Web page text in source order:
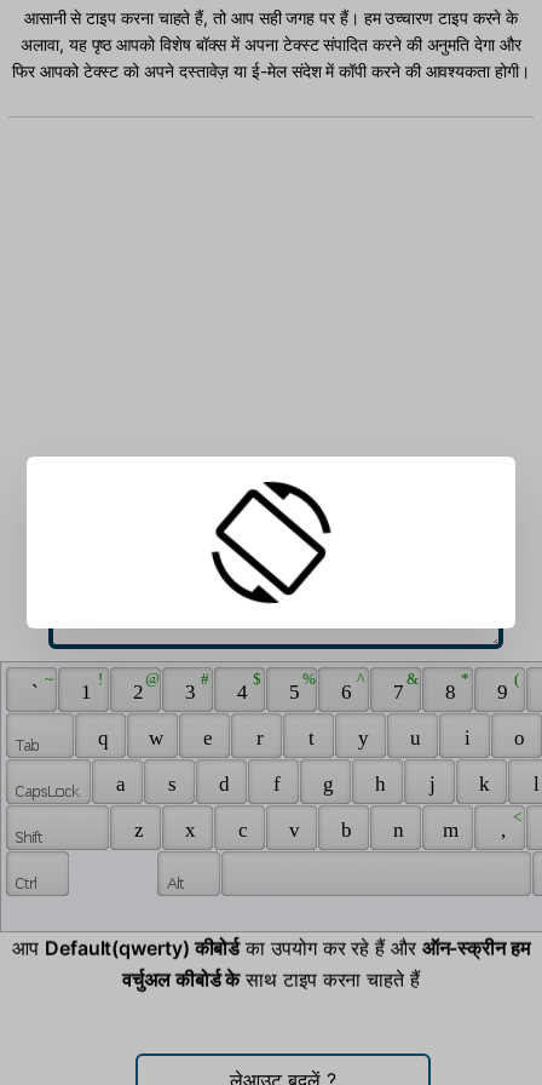
आसानी से टाइप करना चाहते हैं, तो आप सही जगह पर हैं। हम उच्चारण टाइप करने के
अलावा, यह पृष्ठ आपको विशेष बॉक्स में अपना टेक्स्ट संपादित करने की अनुमति देगा और
फिर आपको टेक्स्ट को अपने दस्तावेज़ या ई-मेल संदेश में कॉपी करने की आवश्यकता होगी।
बॉक्स में हम अक्षर टाइप करें:
`
~
1
!
2
@
3
#
4
$
5
%
6
^
7
&
8
*
9
(
q w e r t y u i
o
a
s d f g h j k
z
x c v b n m ,
<
आप Default(qwerty) कीबोर्डका उपयोग कर रहे हैं और ऑन-स्क्रीन हम
वर्चुअल कीबोर्ड केसाथ टाइप करना चाहते हैं
लेआउट बदलें ?